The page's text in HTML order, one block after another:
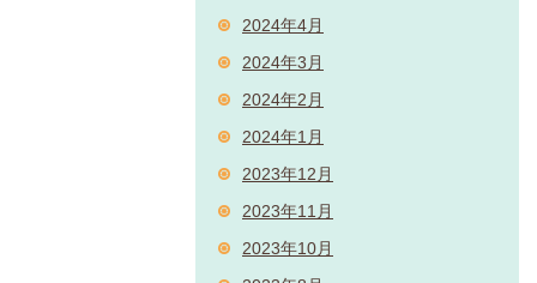
2024年4月
2024年3月
2024年2月
2024年1月
2023年12月
2023年11月
2023年10月